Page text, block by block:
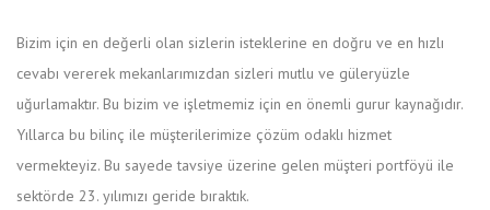
Bizim için en değerli olan sizlerin isteklerine en doğru ve en hızlı
cevabı vererek mekanlarımızdan sizleri mutlu ve güleryüzle
uğurlamaktır. Bu bizim ve işletmemiz için en önemli gurur kaynağıdır.
Yıllarca bu bilinç ile müşterilerimize çözüm odaklı hizmet
vermekteyiz. Bu sayede tavsiye üzerine gelen müşteri portföyü ile
sektörde 23. yılımızı geride bıraktık.